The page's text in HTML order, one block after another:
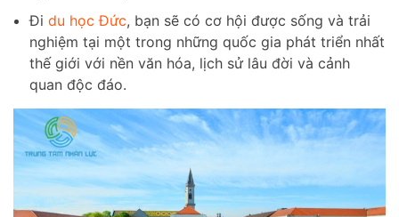
Đi du học Đức, bạn sẽ có cơ hội được sống và trải
nghiệm tại một trong những quốc gia phát triển nhất
thế giới với nền văn hóa, lịch sử lâu đời và cảnh
quan độc đáo.